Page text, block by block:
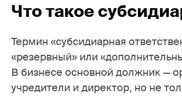
Что такое
Термин «субсидиарная
«резервный» или
В бизнесе основной должник —
учредители и директор, но не